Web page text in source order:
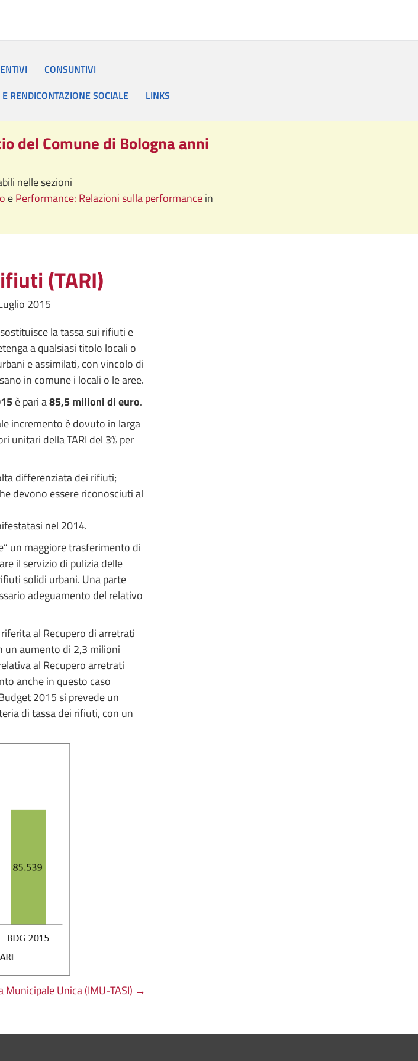
CONSUNTIVI
RENDICONTAZIONE SOCIALE
LINKS
del Comune di Bologna anni
nelle sezioni
ePerformance: Relazioni sulla performancein
(TARI)
2015
la tassa sui rifiuti e
a qualsiasi titolo locali o
e assimilati, con vincolo di
in comune i locali o le aree.
è pari a85,5 milioni di euro.
incremento è dovuto in larga
unitari della TARI del 3% per
differenziata dei rifiuti;
devono essere riconosciuti al
nel 2014.
un maggiore trasferimento di
il servizio di pulizia delle
solidi urbani. Una parte
adeguamento del relativo
al Recupero di arretrati
un aumento di 2,3 milioni
al Recupero arretrati
anche in questo caso
2015 si prevede un
di tassa dei rifiuti, con un
Municipale Unica (IMU-TASI) →